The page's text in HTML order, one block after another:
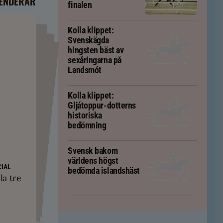
tre
för att
kan
och
finalen
Kolla klippet:
Svenskägda
hingsten bäst av
sexåringarna på
Landsmót
Kolla klippet:
Gljátoppur-dotterns
historiska
bedömning
Svensk bakom
världens högst
bedömda islandshäst